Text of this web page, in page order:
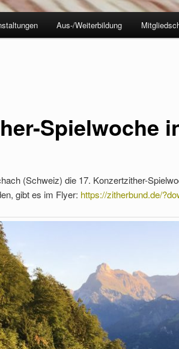
Aus-/Weiterbildung
Spielwoche
(Schweiz) die 17. Konzertzither-
gibt es im Flyer: https://zitherbund.de/